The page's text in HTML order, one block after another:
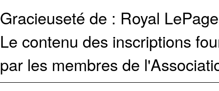
Gracieuseté de : Royal
Le contenu des inscriptions
par les membres de